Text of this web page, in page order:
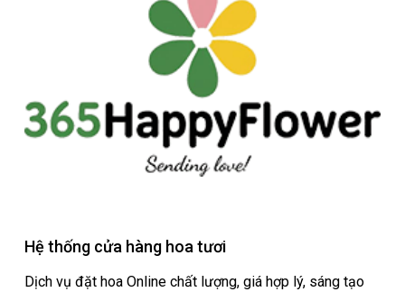
Hệ thống cửa hàng hoa tươi
Dịch vụ đặt hoa Online chất lượng, giá hợp lý, sáng tạo